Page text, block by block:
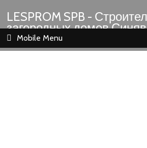
LESPROM SPB -
загородных домов
Шлиссельбург Кировск
Mobile Menu